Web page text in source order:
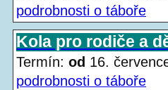
podrobnosti o táboře
Kola pro rodiče a
Termín: od 16.
podrobnosti o táboře